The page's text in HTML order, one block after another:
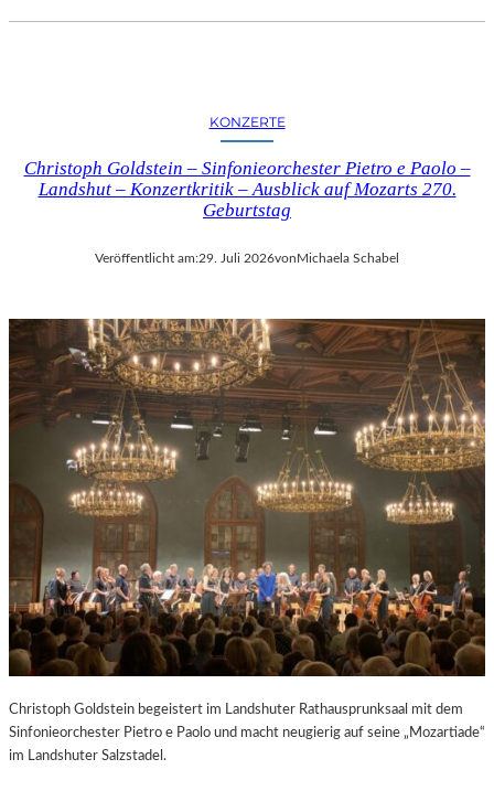
KONZERTE
Christoph Goldstein – Sinfonieorchester Pietro e Paolo –
Landshut – Konzertkritik – Ausblick auf Mozarts 270.
Geburtstag
Veröffentlicht am:29. Juli 2026von Michaela Schabel
Christoph Goldstein begeistert im Landshuter Rathausprunksaal mit dem
Sinfonieorchester Pietro e Paolo und macht neugierig auf seine „Mozartiade“
im Landshuter Salzstadel.